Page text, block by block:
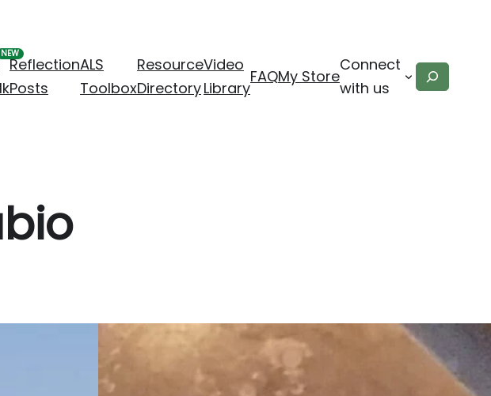
Reflection
Posts
ALS
Toolbox
Resource
Directory
Video
Library
FAQMy Store
Connect
with us
Search